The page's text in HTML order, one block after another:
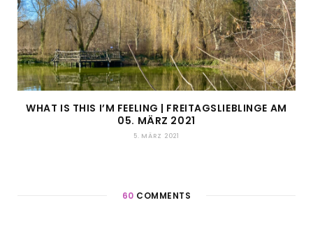
WHAT IS THIS I’M FEELING | FREITAGSLIEBLINGE AM
05. MÄRZ 2021
5. MÄRZ 2021
60 COMMENTS